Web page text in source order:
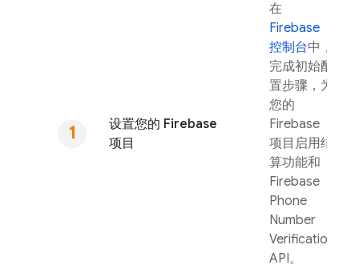
设置您的 Firebase
项目
在
Firebase
控制台中，
完成初始配
置步骤，为
您的
Firebase
项目启用结
算功能和
Firebase
Phone
Number
Verification
API。